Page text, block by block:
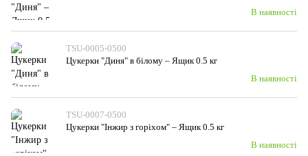
В наявності
TSU-0005-0500
Цукерки "Диня" в білому – Ящик 0.5 кг
В наявності
TSU-0007-0500
Цукерки "Інжир з горіхом" – Ящик 0.5 кг
В наявності